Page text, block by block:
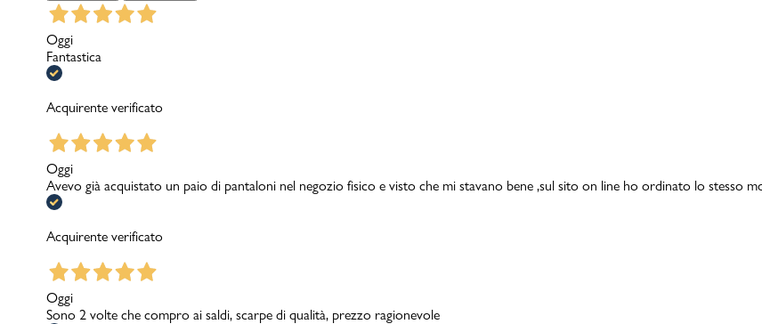
Oggi
Fantastica
Acquirente verificato
Oggi
Avevo già acquistato un paio di pantaloni nel negozio fisico e visto che mi stavano bene ,sul sito on line ho ordinato lo stesso
Acquirente verificato
Oggi
Sono 2 volte che compro ai saldi, scarpe di qualità, prezzo ragionevole